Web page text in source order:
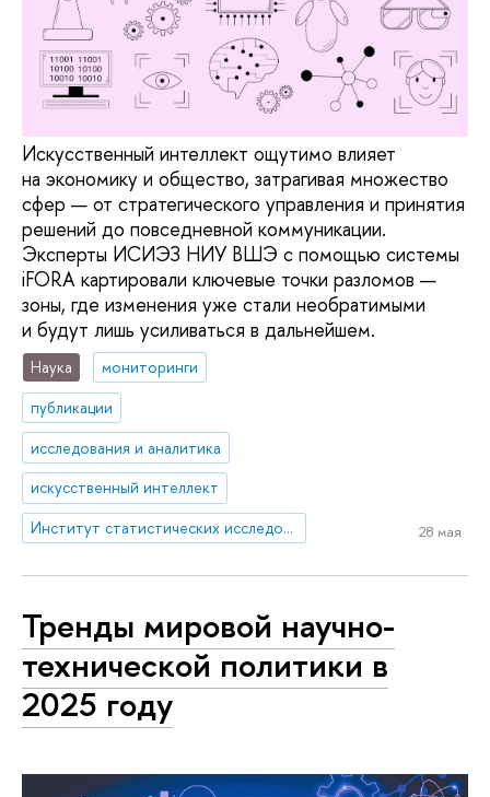
Искусственный интеллект ощутимо влияет
на экономику и общество, затрагивая множество
сфер — от стратегического управления и принятия
решений до повседневной коммуникации.
Эксперты ИСИЭЗ НИУ ВШЭ с помощью системы
iFORA картировали ключевые точки разломов —
зоны, где изменения уже стали необратимыми
и будут лишь усиливаться в дальнейшем.
Наука
мониторинги
публикации
исследования и аналитика
искусственный интеллект
Институт статистических исследований и экономики знаний
28 мая
Тренды мировой научно-
технической политики в
2025 году